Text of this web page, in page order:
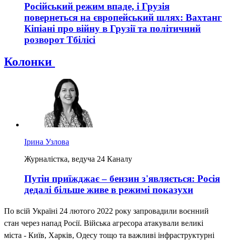
Російський режим впаде, і Грузія
повернеться на європейський шлях: Вахтанг
Кіпіані про війну в Грузії та політичний
розворот Тбілісі
Колонки
Ірина Узлова
Журналістка, ведуча 24 Каналу
Путін приїжджає – бензин з'являється: Росія
дедалі більше живе в режимі показухи
По всій Україні 24 лютого 2022 року запровадили воєнний
стан через напад Росії. Війська агресора атакували великі
міста - Київ, Харків, Одесу тощо та важливі інфраструктурні